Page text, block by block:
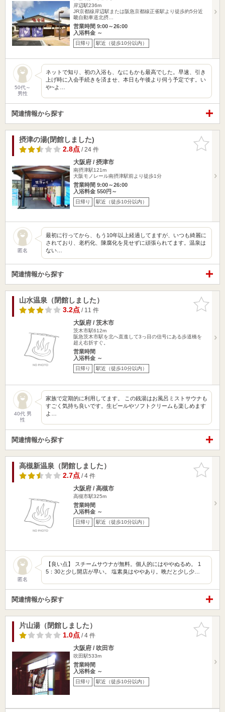
岸辺駅236m
JR京都線岸辺駅または阪急京都線正雀駅より徒歩約5分近
畿自動車道北摂…
営業時間 9:00～26:00
入浴料金 ～
日帰り 駅近（徒歩10分以内）
50代～
男性
ネットで知り、初の入浴も、なにもかも最高でした。早速、引き
上げ時に入会手続きを済ませ、本日も午後より伺う予定です。い
や~よ…
関連情報から探す
お気に入
りに追加
摂津の湯(閉館しました)
2.8点/ 24 件
大阪府 / 摂津市
南摂津駅121m
大阪モノレール南摂津駅前より徒歩1分
営業時間 9:00～26:00
入浴料金 550円～
日帰り 駅近（徒歩10分以内）
匿名
最初に行ってから、もう10年以上経過してますが、いつも綺麗に
されており、老朽化、陳腐化を見せずに頑張られてます。温泉は
ない…
関連情報から探す
お気に入
りに追加
山水温泉（閉館しました）
3.2点/ 11 件
大阪府 / 茨木市
茨木市駅612m
阪急茨木市駅を北へ直進して3っ目の信号にある歩道橋を
超え右折すぐ。
営業時間
入浴料金 ～
日帰り 駅近（徒歩10分以内）
40代 男
性
家族で定期的に利用してます。 この銭湯はお風呂ミストサウナも
すごく気持ち良いです。生ビールやソフトクリームも楽しめます
よ…
関連情報から探す
お気に入
りに追加
高槻新温泉（閉館しました）
2.7点/ 4 件
大阪府 / 高槻市
高槻市駅325m
営業時間
入浴料金 ～
日帰り 駅近（徒歩10分以内）
匿名
【良い点】 スチームサウナが無料。個人的にはややぬるめ。 1
5：30と少し開店が早い。 塩素臭はややあり。晩だと少し少…
関連情報から探す
お気に入
りに追加
片山湯（閉館しました）
1.0点/ 4 件
大阪府 / 吹田市
吹田駅533m
営業時間
入浴料金 ～
日帰り 駅近（徒歩10分以内）